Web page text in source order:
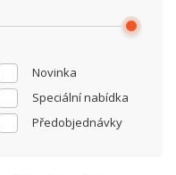
Novinka
Speciální nabídka
Předobjednávky